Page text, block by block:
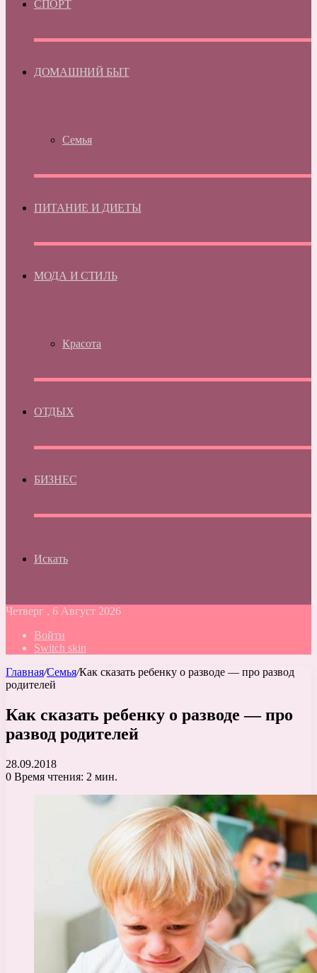
СПОРТ
ДОМАШНИЙ БЫТ
Семья
ПИТАНИЕ И ДИЕТЫ
МОДА И СТИЛЬ
Красота
ОТДЫХ
БИЗНЕС
Искать
Четверг , 6 Август 2026
Войти
Switch skin
Главная/Семья/Как сказать ребенку о разводе — про развод
родителей
Как сказать ребенку о разводе — про
развод родителей
28.09.2018
0 Время чтения: 2 мин.